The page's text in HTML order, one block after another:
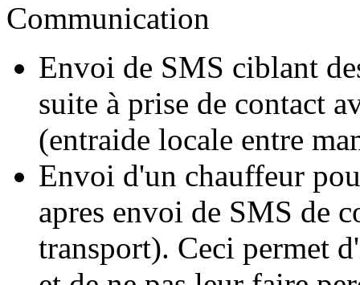
Communication
Envoi de SMS ciblant
suite à prise de contact
(entraide locale entre
Envoi d'un chauffeur
apres envoi de SMS de
transport). Ceci permet